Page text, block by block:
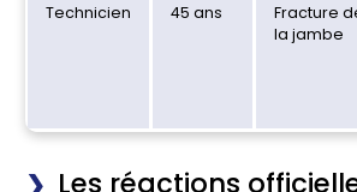
Technicien 45 ans
Fracture
la jambe
Les réactions